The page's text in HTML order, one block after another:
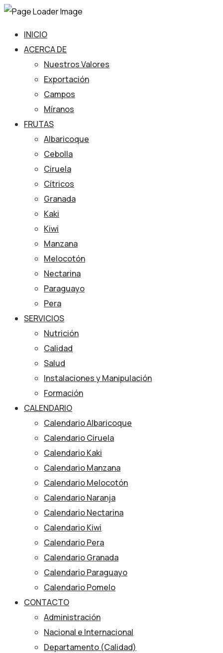
INICIO
ACERCA DE
Nuestros Valores
Exportación
Campos
Míranos
FRUTAS
Albaricoque
Cebolla
Ciruela
Cítricos
Granada
Kaki
Kiwi
Manzana
Melocotón
Nectarina
Paraguayo
Pera
SERVICIOS
Nutrición
Calidad
Salud
Instalaciones y Manipulación
Formación
CALENDARIO
Calendario Albaricoque
Calendario Ciruela
Calendario Kaki
Calendario Manzana
Calendario Melocotón
Calendario Naranja
Calendario Nectarina
Calendario Kiwi
Calendario Pera
Calendario Granada
Calendario Paraguayo
Calendario Pomelo
CONTACTO
Administración
Nacional e Internacional
Departamento (Calidad)